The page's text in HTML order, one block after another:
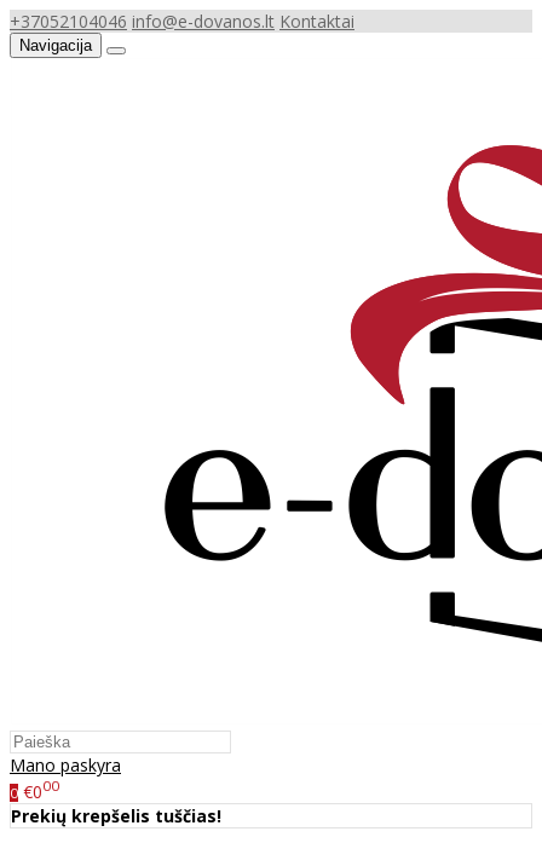
+37052104046 info@e-dovanos.lt Kontaktai
Navigacija
Mano paskyra
0 €000
Prekių krepšelis tuščias!